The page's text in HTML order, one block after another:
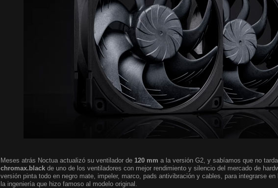
Meses atrás Noctua actualizó su ventilador de 120 mm a la versión G2, y sabíamos que no
chromax.black de uno de los ventiladores con mejor rendimiento y silencio del mercado de
versión pinta todo en negro mate, impeler, marco, pads antivibración y cables, para integrarse
la ingeniería que hizo famoso al modelo original.